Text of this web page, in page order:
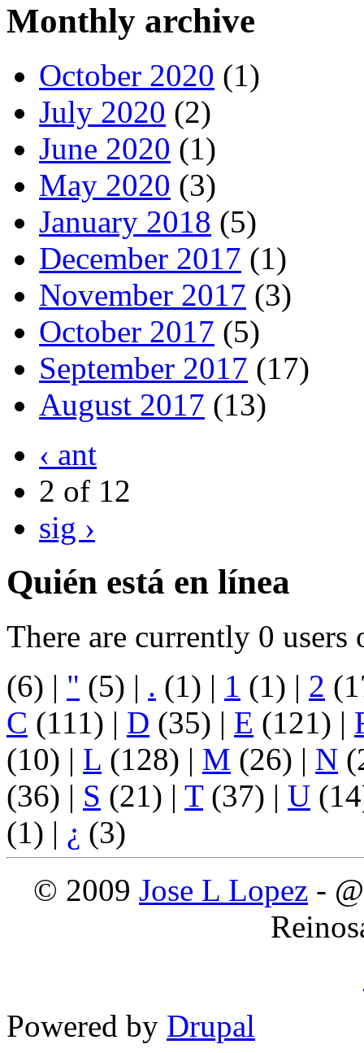
Monthly archive
October 2020 (1)
July 2020 (2)
June 2020 (1)
May 2020 (3)
January 2018 (5)
December 2017 (1)
November 2017 (3)
October 2017 (5)
September 2017 (17)
August 2017 (13)
‹ ant
2 of 12
sig ›
Quién está en línea
There are currently 0 users
(6) | " (5) | . (1) | 1 (1) | 2
C (111) | D (35) | E (121) |
(10) | L (128) | M (26) | N
(36) | S (21) | T(37) | U
(1) | ¿ (3)
© 2009 Jose L Lopez -
Powered by Drupal